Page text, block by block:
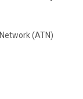
(ATN)